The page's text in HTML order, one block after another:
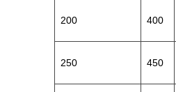
200 400
250 450